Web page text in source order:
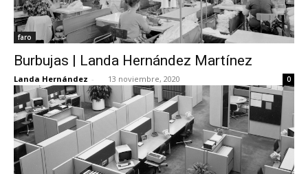
faro
Burbujas | Landa Hernández Martínez
Landa Hernández - 13 noviembre, 2020 0